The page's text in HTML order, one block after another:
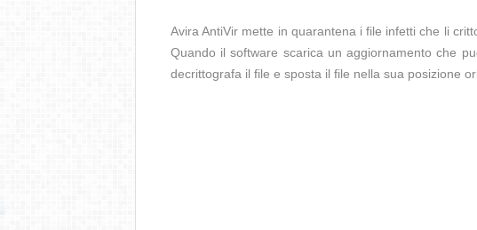
Avira AntiVir mette in quarantena i file infetti che li
Quando il software scarica un aggiornamento che
decrittografa il file e sposta il file nella sua posizione